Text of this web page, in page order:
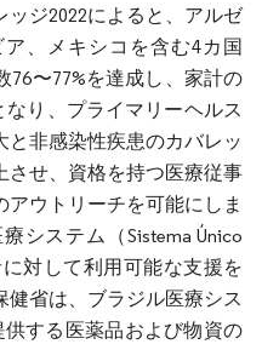
ジ2022によると、アルゼ
、メキシコを含む4カ国
〜77%を達成し、家計の
り、プライマリーヘルス
非感染性疾患のカバレッ
させ、資格を持つ医療従事
ウトリーチを可能にしま
システム（Sistema Único
に対して利用可能な支援を
省は、ブラジル医療シス
供する医薬品および物資の